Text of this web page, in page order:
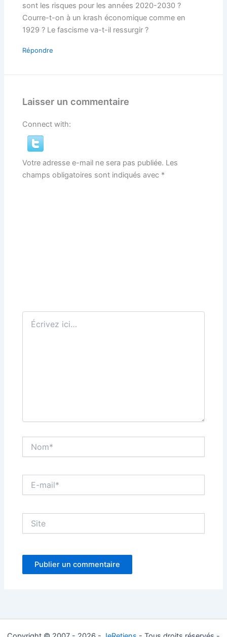
sont les risques pour les années 2020-2030 ?
Courre-t-on à un krash économique comme en
1929 ? Le fascisme va-t-il ressurgir ?
Répondre
Laisser un commentaire
Connect with:
Votre adresse e-mail ne sera pas publiée. Les
champs obligatoires sont indiqués avec *
Écrivez
ici…
mail*